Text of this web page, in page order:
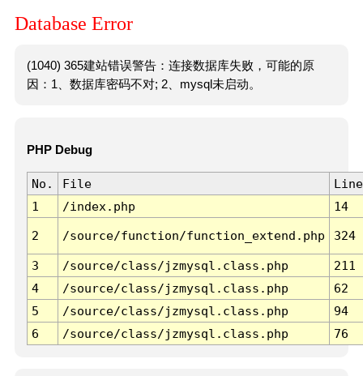
Database Error
(1040) 365建站错误警告：连接数据库失败，可能的原
因：1、数据库密码不对; 2、mysql未启动。
PHP Debug
No. File
Line
1
/index.php 14
2 /source/function/function_extend.php 324
3 /source/class/jzmysql.class.php
211
4
/source/class/jzmysql.class.php
62
5
/source/class/jzmysql.class.php
94
6
/source/class/jzmysql.class.php 76